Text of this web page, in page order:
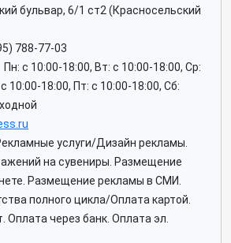
бульвар, 6/1 ст2 (Красносельский
788-77-03
Пн: c 10:00-18:00, Вт: c 10:00-18:00, Ср:
10:00-18:00, Пт: c 10:00-18:00, Сб:
услуги/Дизайн рекламы.
на сувениры. Размещение
Размещение рекламы в СМИ.
полного цикла/Оплата картой.
Оплата через банк. Оплата эл.